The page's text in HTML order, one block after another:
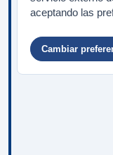
aceptando las
Cambiar